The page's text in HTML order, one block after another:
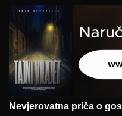
Nevjerovatna priča o